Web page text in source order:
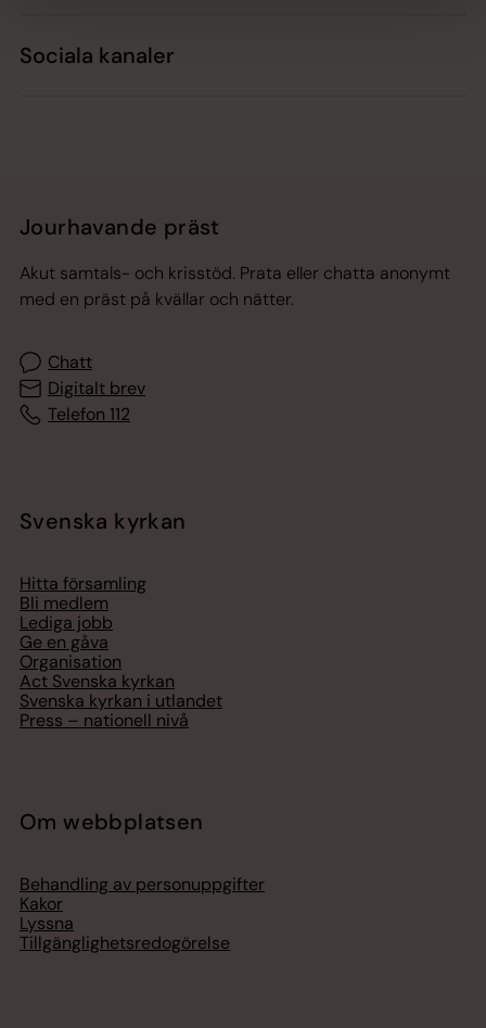
Sociala kanaler
Jourhavande präst
Akut samtals- och krisstöd. Prata eller chatta anonymt
med en präst på kvällar och nätter.
Chatt
Digitalt brev
Telefon 112
Svenska kyrkan
Hitta församling
Bli medlem
Lediga jobb
Ge en gåva
Organisation
Act Svenska kyrkan
Svenska kyrkan i utlandet
Press – nationell nivå
Om webbplatsen
Behandling av personuppgifter
Kakor
Lyssna
Tillgänglighetsredogörelse